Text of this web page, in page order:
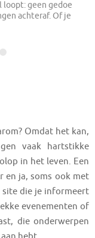
loopt: geen gedoe
achteraf. Of je
Omdat het kan,
vaak hartstikke
in het leven. Een
en ja, soms ook met
die je informeert
evenementen of
die onderwerpen